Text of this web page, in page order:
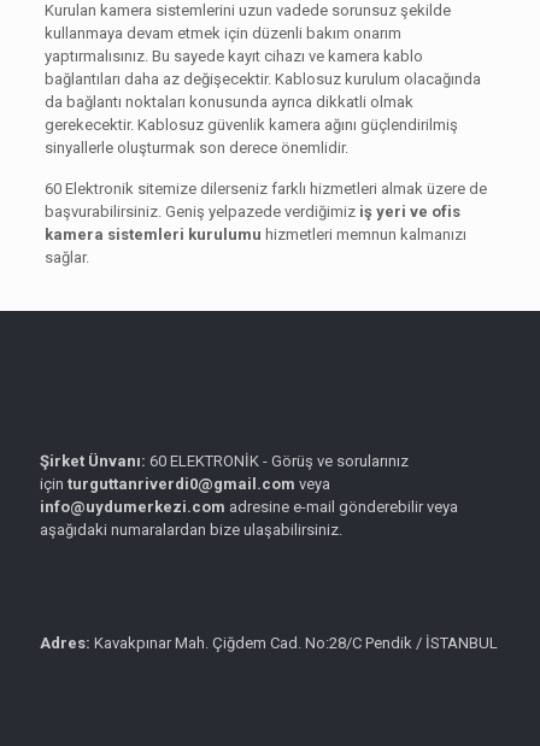
Kurulan kamera sistemlerini uzun vadede sorunsuz şekilde
kullanmaya devam etmek için düzenli bakım onarım
yaptırmalısınız. Bu sayede kayıt cihazı ve kamera kablo
bağlantıları daha az değişecektir. Kablosuz kurulum olacağında
da bağlantı noktaları konusunda ayrıca dikkatli olmak
gerekecektir. Kablosuz güvenlik kamera ağını güçlendirilmiş
sinyallerle oluşturmak son derece önemlidir.
60 Elektronik sitemize dilerseniz farklı hizmetleri almak üzere de
başvurabilirsiniz. Geniş yelpazede verdiğimiz iş yeri ve ofis
kamera sistemleri kurulumu hizmetleri memnun kalmanızı
sağlar.
Şirket Ünvanı: 60 ELEKTRONİK - Görüş ve sorularınız
için turguttanriverdi0@gmail.com veya
info@uydumerkezi.com adresine e-mail gönderebilir veya
aşağıdaki numaralardan bize ulaşabilirsiniz.
Adres: Kavakpınar Mah. Çiğdem Cad. No:28/C Pendik / İSTANBUL